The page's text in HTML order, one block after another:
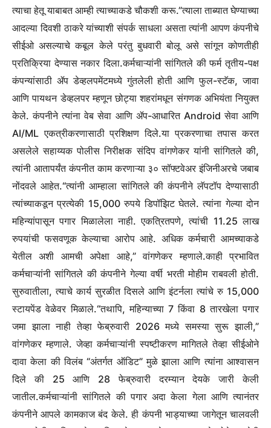
त्याचा हेतू याबाबत आम्ही त्याच्याकडे चौकशी करू.”त्याला ताब्यात घेण्याच्या
आदल्या दिवशी ठाकरे यांच्याशी संपर्क साधला असता त्यांनी आपण कंपनीचे
सीईओ असल्याचे कबूल केले परंतु बुधवारी बोलू असे सांगून कोणतीही
प्रतिक्रिया देण्यास नकार दिला.कर्मचाऱ्यांनी सांगितले की फर्म तृतीय-पक्ष
कंपन्यांसाठी ॲप डेव्हलपमेंटमध्ये गुंतलेली होती आणि फुल-स्टॅक, जावा
आणि पायथन डेव्हलपर म्हणून छोट्या शहरांमधून संगणक अभियंता नियुक्त
केले. कंपनीने त्यांना वेब सेवा आणि ॲप-आधारित Android सेवा आणि
AI/ML एकत्रीकरणासाठी प्रशिक्षण दिले.या प्रकरणाचा तपास करत
असलेले सहाय्यक पोलीस निरीक्षक संदिप वांगणेकर यांनी सांगितले की,
त्यांनी आतापर्यंत कंपनीत काम करणाऱ्या ३० सॉफ्टवेअर इंजिनीअरचे जबाब
नोंदवले आहेत.“त्यांनी आम्हाला सांगितले की कंपनीने लॅपटॉप देण्यासाठी
त्यांच्याकडून प्रत्येकी 15,000 रुपये डिपॉझिट घेतले. त्यांना गेल्या दोन
महिन्यांपासून पगार मिळालेला नाही.एकत्रितपणे, त्यांची 11.25 लाख
रुपयांची फसवणूक केल्याचा आरोप आहे. अधिक कर्मचारी आमच्याकडे
येतील अशी आमची अपेक्षा आहे,” वांगणेकर म्हणाले.काही प्रभावित
कर्मचाऱ्यांनी सांगितले की कंपनीने गेल्या वर्षी भरती मोहीम राबवली होती.
सुरुवातीला, त्याचे कार्य सुरळीत दिसले आणि इंटर्नला त्यांचे रु 15,000
स्टायपेंड वेळेवर मिळाले.“तथापि, महिन्याच्या 7 किंवा 8 तारखेला पगार
जमा झाला नाही तेव्हा फेब्रुवारी 2026 मध्ये समस्या सुरू झाली,”
वांगणेकर म्हणाले.जेव्हा कर्मचाऱ्यांनी स्पष्टीकरण मागितले तेव्हा सीईओने
दावा केला की विलंब “अंतर्गत ऑडिट” मुळे झाला आणि त्यांना आश्वासन
दिले की 25 आणि 28 फेब्रुवारी दरम्यान देयके जारी केली
जातील.कर्मचाऱ्यांनी सांगितले की पगार अदा केला गेला आणि त्यानंतर
कंपनीने आपले कामकाज बंद केले. ही कंपनी भाड्याच्या जागेतून चालवली